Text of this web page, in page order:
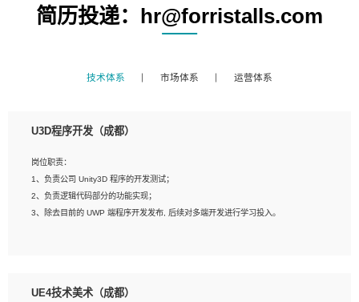
简历投递：hr@forristalls.com
技术体系 市场体系 运营体系
U3D程序开发（成都）
岗位职责：
1、负责公司 Unity3D 程序的开发测试；
2、负责逻辑代码部分的功能实现；
3、除去目前的 UWP 端程序开发发布, 后续对多端开发进行学习投入。
2、熟练掌握 Unity3D 程序开发，精通 C# 语言开发；
UE4技术美术（成都）